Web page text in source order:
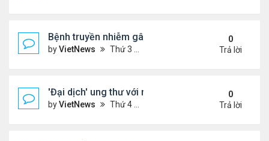
Bệnh truyền nhiễm gây chết người nhiều nhất thế
byVietNews Thứ 3 Tháng 10 25, 2022 4:19 pm
0
Trả lời
'Đại dịch' ung thư với người dưới 50 tuổi
byVietNews Thứ 4 Tháng 10 19, 2022 4:51 pm
0
Trả lời